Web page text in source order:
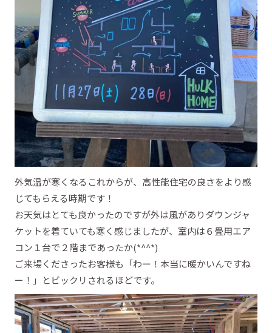
外気温が寒くなるこれからが、高性能住宅の良さをより感
じてもらえる時期です！
お天気はとても良かったのですが外は風がありダウンジャ
ケットを着ていても寒く感じましたが、室内は６畳用エア
コン１台で２階まであったか(*^^*)
ご来場くださったお客様も「わー！本当に暖かいんですね
ー！」とビックリされるほどです。